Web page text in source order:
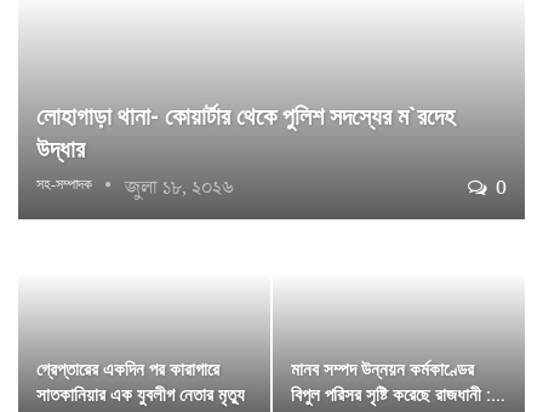
লোহাগাড়া থানা- কোয়ার্টার থেকে পুলিশ সদস্যের ম‍‍`রদেহ
উদ্ধার
সহ-সম্পাদক জুলা ১৮, ২০২৬ 0
গ্রেপ্তারের একদিন পর কারাগারে
সাতকানিয়ার এক যুবলীগ নেতার মৃত্যু
মানব সম্পদ উন্নয়ন কর্মকাণ্ডের
বিপুল পরিসর সৃষ্টি করেছে রাজধানী :…